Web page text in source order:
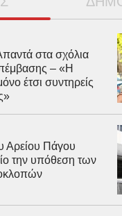
στα σχόλια
– «Η
έτσι συντηρείς
Αρείου Πάγου
την υπόθεση των